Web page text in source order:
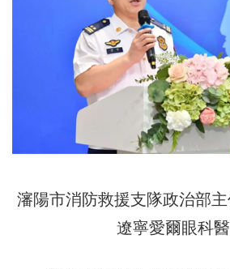
瀋陽市消防救援支隊政治部
遼寧愛爾眼科